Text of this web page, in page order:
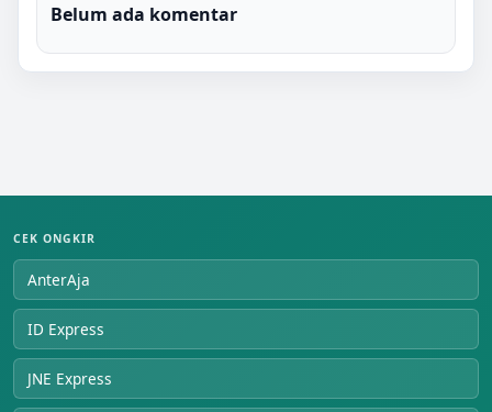
Belum ada komentar
CEK ONGKIR
AnterAja
ID Express
JNE Express